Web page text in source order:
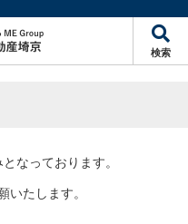
検索
なっております。
いたします。